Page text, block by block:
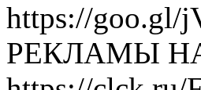
https://
РЕКЛАМЫ